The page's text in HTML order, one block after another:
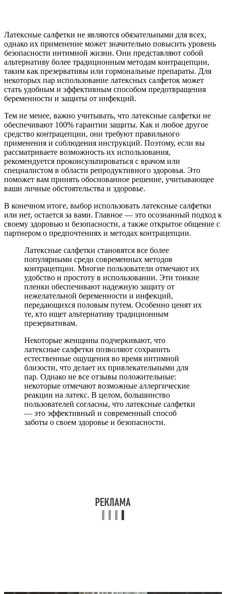
Латексные салфетки не являются обязательными для всех,
однако их применение может значительно повысить уровень
безопасности интимной жизни. Они представляют собой
альтернативу более традиционным методам контрацепции,
таким как презервативы или гормональные препараты. Для
некоторых пар использование латексных салфеток может
стать удобным и эффективным способом предотвращения
беременности и защиты от инфекций.
Тем не менее, важно учитывать, что латексные салфетки не
обеспечивают 100% гарантии защиты. Как и любое другое
средство контрацепции, они требуют правильного
применения и соблюдения инструкций. Поэтому, если вы
рассматриваете возможность их использования,
рекомендуется проконсультироваться с врачом или
специалистом в области репродуктивного здоровья. Это
поможет вам принять обоснованное решение, учитывающее
ваши личные обстоятельства и здоровье.
В конечном итоге, выбор использовать латексные салфетки
или нет, остается за вами. Главное — это осознанный подход к
своему здоровью и безопасности, а также открытое общение с
партнером о предпочтениях и методах контрацепции.
Латексные салфетки становятся все более
популярными среди современных методов
контрацепции. Многие пользователи отмечают их
удобство и простоту в использовании. Эти тонкие
пленки обеспечивают надежную защиту от
нежелательной беременности и инфекций,
передающихся половым путем. Особенно ценят их
те, кто ищет альтернативу традиционным
презервативам.
Некоторые женщины подчеркивают, что
латексные салфетки позволяют сохранить
естественные ощущения во время интимной
близости, что делает их привлекательными для
пар. Однако не все отзывы положительные:
некоторые отмечают возможные аллергические
реакции на латекс. В целом, большинство
пользователей согласны, что латексные салфетки
— это эффективный и современный способ
заботы о своем здоровье и безопасности.